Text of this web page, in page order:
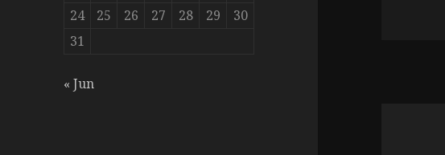
24
25 26 27 28 29
30
31
« Jun